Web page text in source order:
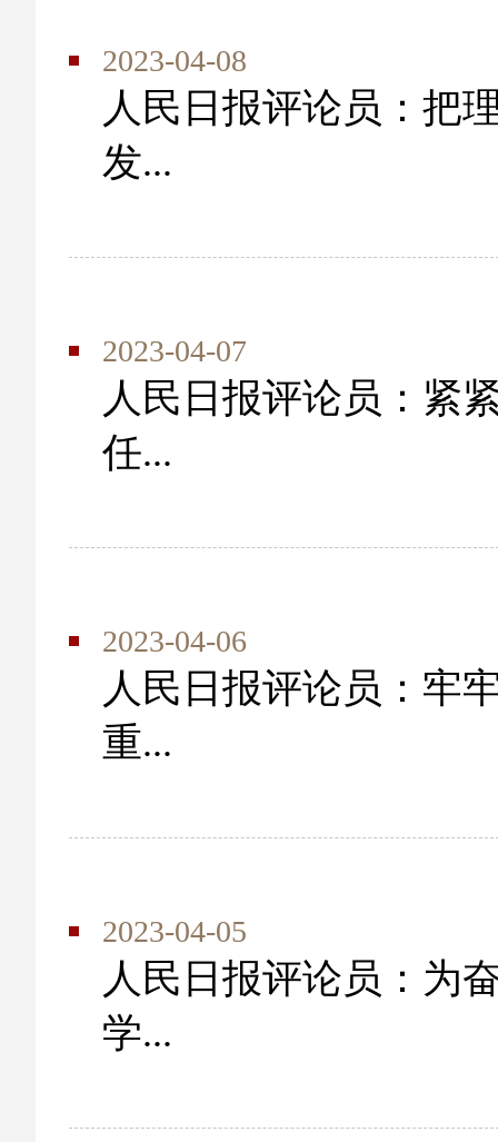
2023-04-08
人民日报评论员：把
发...
2023-04-07
人民日报评论员：紧
任...
2023-04-06
人民日报评论员：牢
重...
2023-04-05
人民日报评论员：
学...